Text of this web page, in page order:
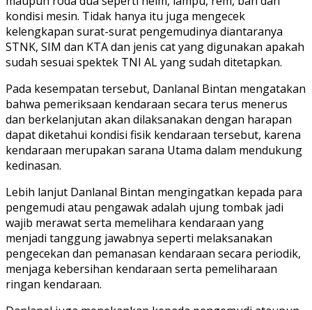
kondisi mesin. Tidak hanya itu juga mengecek
kelengkapan surat-surat pengemudinya diantaranya
STNK, SIM dan KTA dan jenis cat yang digunakan apakah
sudah sesuai spektek TNI AL yang sudah ditetapkan.
Pada kesempatan tersebut, Danlanal Bintan mengatakan
bahwa pemeriksaan kendaraan secara terus menerus
dan berkelanjutan akan dilaksanakan dengan harapan
dapat diketahui kondisi fisik kendaraan tersebut, karena
kendaraan merupakan sarana Utama dalam mendukung
kedinasan.
Lebih lanjut Danlanal Bintan mengingatkan kepada para
pengemudi atau pengawak adalah ujung tombak jadi
wajib merawat serta memelihara kendaraan yang
menjadi tanggung jawabnya seperti melaksanakan
pengecekan dan pemanasan kendaraan secara periodik,
menjaga kebersihan kendaraan serta pemeliharaan
ringan kendaraan.